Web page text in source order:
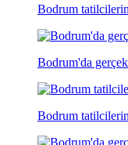
Bodrum
Bodrum'da
Bodrum